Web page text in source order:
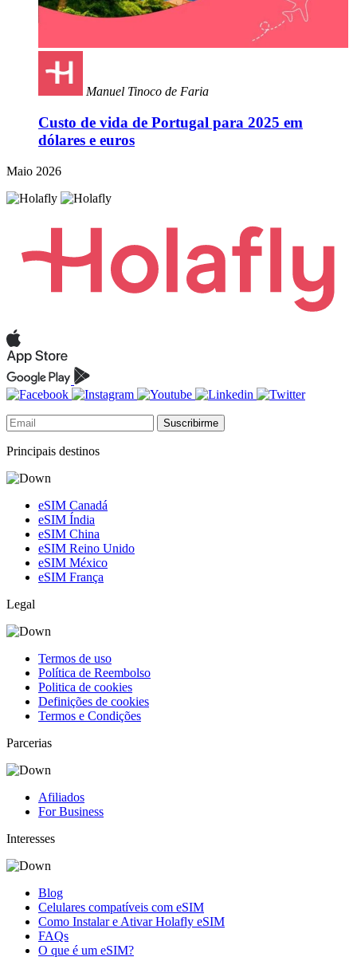
Manuel Tinoco de Faria
Custo de vida de Portugal para 2025 em
dólares e euros
Maio 2026
Suscribirme
Principais destinos
eSIM Canadá
eSIM Índia
eSIM China
eSIM Reino Unido
eSIM México
eSIM França
Legal
Termos de uso
Política de Reembolso
Politica de cookies
Definições de cookies
Termos e Condições
Parcerias
Afiliados
For Business
Interesses
Blog
Celulares compatíveis com eSIM
Como Instalar e Ativar Holafly eSIM
FAQs
O que é um eSIM?